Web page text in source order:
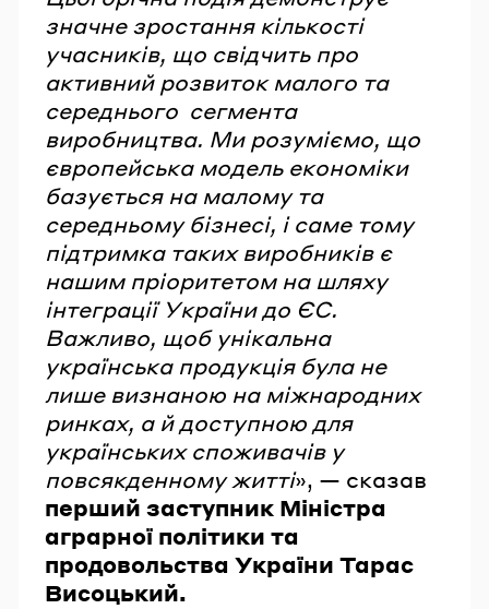
значне зростання кількості
учасників, що свідчить про
активний розвиток малого та
середнього сегмента
виробництва. Ми розуміємо, що
європейська модель економіки
базується на малому та
середньому бізнесі, і саме тому
підтримка таких виробників є
нашим пріоритетом на шляху
інтеграції України до ЄС.
Важливо, щоб унікальна
українська продукція була не
лише визнаною на міжнародних
ринках, а й доступною для
українських споживачів у
повсякденному житті», — сказав
перший заступник Міністра
аграрної політики та
продовольства України Тарас
Висоцький.